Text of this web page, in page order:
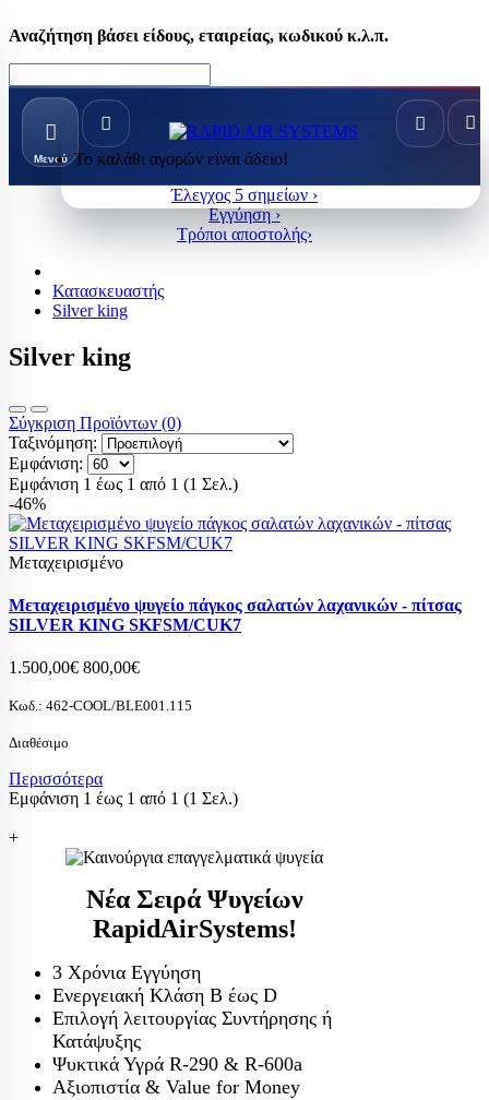
Αναζήτηση βάσει είδους, εταιρείας, κωδικού κ.λ.π.
Μενού Το καλάθι αγορών είναι άδειο!
Έλεγχος 5 σημείων ›
Εγγύηση ›
Τρόποι αποστολής›
Κατασκευαστής
Silver king
Silver king
Σύγκριση Προϊόντων (0)
Ταξινόμηση:
Εμφάνιση:
Εμφάνιση 1 έως 1 από 1 (1 Σελ.)
-46%
Μεταχειρισμένο
Μεταχειρισμένο ψυγείο πάγκος σαλατών λαχανικών - πίτσας
SILVER KING SKFSM/CUK7
1.500,00€ 800,00€
Κωδ.: 462-COOL/BLE001.115
Διαθέσιμο
Περισσότερα
Εμφάνιση 1 έως 1 από 1 (1 Σελ.)
+
Νέα Σειρά Ψυγείων
RapidAirSystems!
3 Χρόνια Εγγύηση
Ενεργειακή Κλάση Β έως D
Επιλογή λειτουργίας Συντήρησης ή
Κατάψυξης
Ψυκτικά Υγρά R-290 & R-600a
Αξιοπιστία & Value for Money